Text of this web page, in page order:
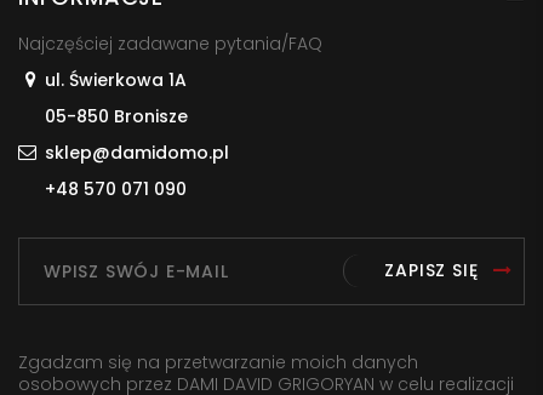
Najczęściej zadawane pytania/FAQ
ul. Świerkowa 1A
05-850 Bronisze
sklep@damidomo.pl
+48 570 071 090
ZAPISZ SIĘ
Zgadzam się na przetwarzanie moich danych
osobowych przez DAMI DAVID GRIGORYAN w celu realizacji